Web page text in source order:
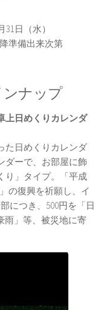
日（水）
準備出来次第
ンナップ
日めくりカレンダ
た日めくりカレンダ
ダーで、お部屋に飾
り」タイプ。「平成
の復興を祈願し、イ
につき、500円を「日
雨」等、被災地に寄